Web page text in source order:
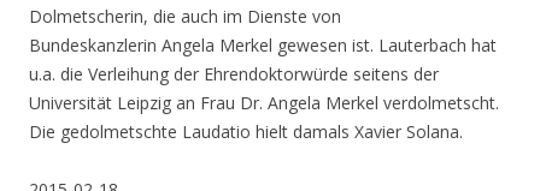
Dolmetscherin, die auch im Dienste von
Bundeskanzlerin Angela Merkel gewesen ist. Lauterbach hat
u.a. die Verleihung der Ehrendoktorwürde seitens der
Universität Leipzig an Frau Dr. Angela Merkel verdolmetscht.
Die gedolmetschte Laudatio hielt damals Xavier Solana.